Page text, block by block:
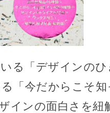
る「デザインの
「今だからこそ
インの面白さを